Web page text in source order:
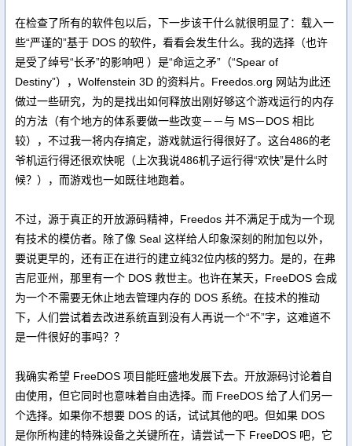
在检查了所有的软件包以后，下一步该干什么就很明显了：载入一
些“严谨的”基于 DOS 的软件，看看会发生什么。我的选择（也许
是受了绰号“长矛”的影响吧 ）是“命运之矛”（“Spear of
Destiny”），Wolfenstein 3D 的资料片。Freedos.org 网站为此还
做过一些研究，为的是找出如何释放出刚好够这个游戏运行的内存
的方法（有个地方的体系要做一些改变－－与 MS－DOS 相比
较），不过我一将内存搞定，游戏就运行得很好了。这台486的老
爷机运行得还很欢快呢（上次我说486机子运行得“欢快”是什么时
候？），而游戏也一如既往地跑着。
不过，源于真正的开放源码精神，Freedos 并不满足于成为一个现
有技术的模仿者。除了像 Seal 这样给人印象深刻的附加包以外，
要说更早的，还有正在进行的建立纯32位内核的努力。是的，在弗
吉尼亚州，那里有一个 DOS 救世主。也许在某天，FreeDOS 会成
为一个不需要无休止地去管理内存的 DOS 系统。在技术的推动
下，人们尝试着去改进系统直到没有人再说一个“不”字，这难道不
是一件很好的事吗？？
我确实希望 FreeDOS 项目能旺盛地发展下去。开放源码讨论着自
由使用，但它同时也意味着自由选择。而 FreeDOS 给了人们另一
个选择。如果你不想要 DOS 的话，试试其他的吧。但如果 DOS
是你所构建的特殊设备之关键所在，请尝试一下 FreeDOS 吧，它